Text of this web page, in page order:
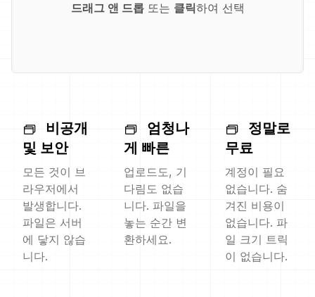
드래그 앤 드롭또는 클릭하여 선택
비공개
및 보안
모든 것이 브
라우저에서
발생합니다.
파일은 서버
에 닿지 않습
니다.
엄청나
게 빠른
업로드도, 기
다림도 없습
니다. 파일을
놓는 순간 변
환하세요.
정말로
무료
계정이 필요
없습니다. 숨
겨진 비용이
없습니다. 파
일 크기 트릭
이 없습니다.